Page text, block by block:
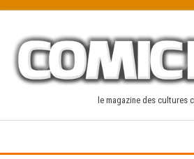
content
le magazine des cultures